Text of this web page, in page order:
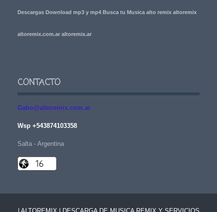
Descargas Download mp3 y mp4 Busca tu Musica alto remix altoremix
altoremix.com.ar altoremix.ar
CONTACTO
Gabo@altoremix.com.ar
Wsp +543874103358
Salta - Argentina